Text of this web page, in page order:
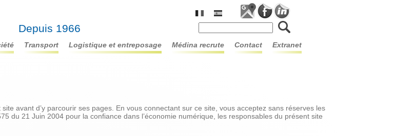
Depuis 1966
Formulaire de recherche
transport logistique et entreposage médina recrute contact extranet
avant d’y parcourir ses pages. En vous connectant sur ce site, vous acceptez sans réserves les
du 21 Juin 2004 pour la confiance dans l’économie numérique, les responsables du présent site